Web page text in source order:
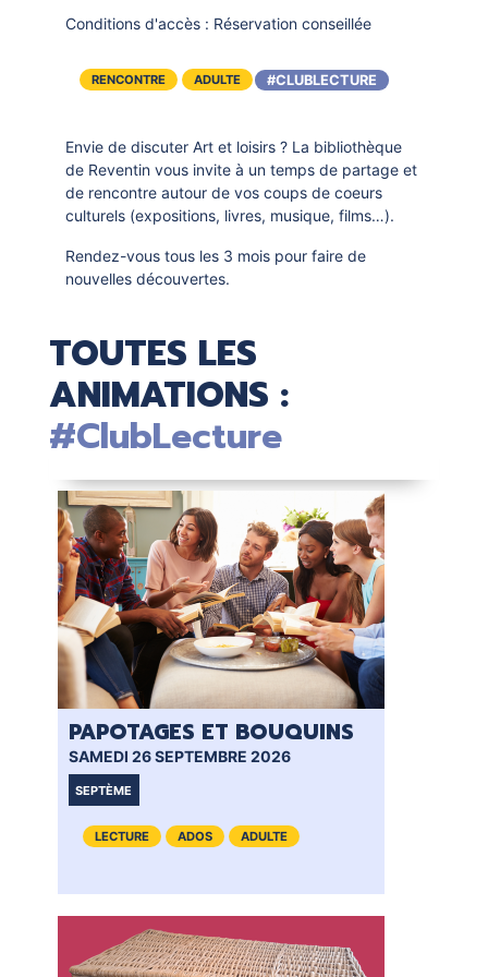
Conditions d'accès : Réservation conseillée
RENCONTRE ADULTE #CLUBLECTURE
Envie de discuter Art et loisirs ? La bibliothèque
de Reventin vous invite à un temps de partage et
de rencontre autour de vos coups de coeurs
culturels (expositions, livres, musique, films…).
Rendez-vous tous les 3 mois pour faire de
nouvelles découvertes.
TOUTES LES
ANIMATIONS :
#ClubLecture
PAPOTAGES ET BOUQUINS
SAMEDI 26 SEPTEMBRE 2026
SEPTÈME
LECTURE ADOS ADULTE